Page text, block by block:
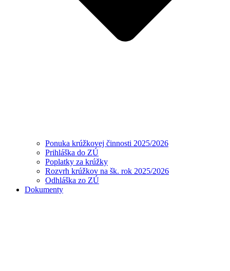
Ponuka krúžkovej činnosti 2025/2026
Prihláška do ZÚ
Poplatky za krúžky
Rozvrh krúžkov na šk. rok 2025/2026
Odhláška zo ZÚ
Dokumenty